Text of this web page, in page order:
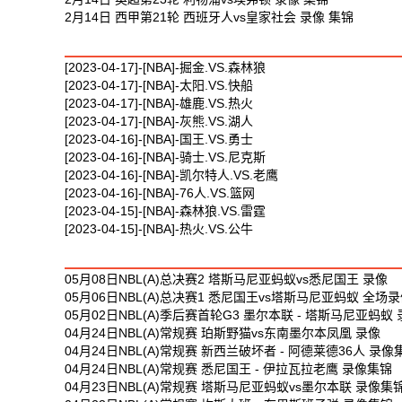
2月14日 西甲第21轮 西班牙人vs皇家社会 录像 集锦
[2023-04-17]-[NBA]-掘金.VS.森林狼
[2023-04-17]-[NBA]-太阳.VS.快船
[2023-04-17]-[NBA]-雄鹿.VS.热火
[2023-04-17]-[NBA]-灰熊.VS.湖人
[2023-04-16]-[NBA]-国王.VS.勇士
[2023-04-16]-[NBA]-骑士.VS.尼克斯
[2023-04-16]-[NBA]-凯尔特人.VS.老鹰
[2023-04-16]-[NBA]-76人.VS.篮网
[2023-04-15]-[NBA]-森林狼.VS.雷霆
[2023-04-15]-[NBA]-热火.VS.公牛
05月08日NBL(A)总决赛2 塔斯马尼亚蚂蚁vs悉尼国王 录像
05月06日NBL(A)总决赛1 悉尼国王vs塔斯马尼亚蚂蚁 全场录
05月02日NBL(A)季后赛首轮G3 墨尔本联 - 塔斯马尼亚蚂蚁
04月24日NBL(A)常规赛 珀斯野猫vs东南墨尔本凤凰 录像
04月24日NBL(A)常规赛 新西兰破坏者 - 阿德莱德36人 录像
04月24日NBL(A)常规赛 悉尼国王 - 伊拉瓦拉老鹰 录像集锦
04月23日NBL(A)常规赛 塔斯马尼亚蚂蚁vs墨尔本联 录像集